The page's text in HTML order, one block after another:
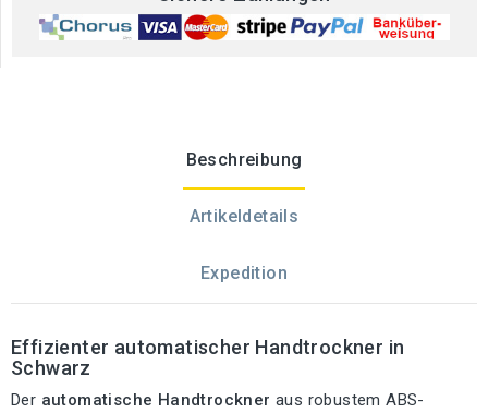
Beschreibung
Artikeldetails
Expedition
Effizienter automatischer Handtrockner in
Schwarz
Der automatische Handtrockner aus robustem ABS-